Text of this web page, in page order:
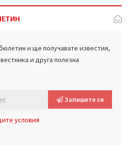
и ще получавате известия,
и друга полезна
Запишете се
условия